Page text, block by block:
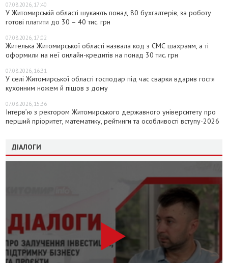
07.08.2026, 17:40
У Житомирській області шукають понад 80 бухгалтерів, за роботу
готові платити до 30 – 40 тис. грн
07.08.2026, 17:02
Жителька Житомирської області назвала код з СМС шахраям, а ті
оформили на неї онлайн-кредитів на понад 30 тис. грн
07.08.2026, 16:31
У селі Житомирської області господар під час сварки вдарив гостя
кухонним ножем й пішов з дому
07.08.2026, 15:36
Інтерв’ю з ректором Житомирського державного університету про
перший пріоритет, математику, рейтинги та особливості вступу-2026
ДІАЛОГИ